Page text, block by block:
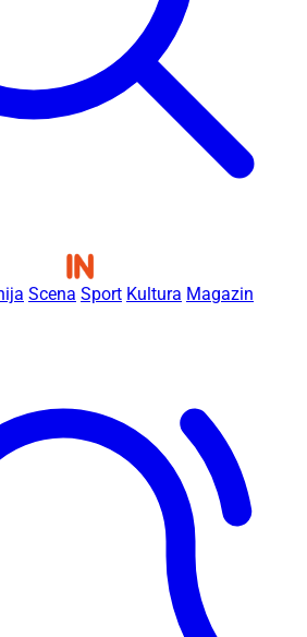
Scena Sport Kultura Magazin